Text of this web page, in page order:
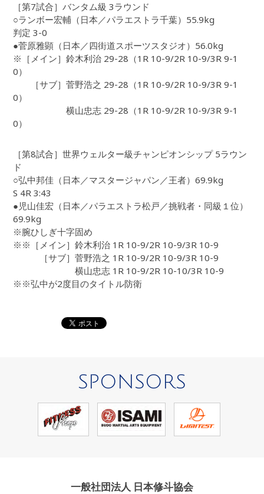
［第7試合］バンタム級 3ラウンド
○ランボー宏輔（日本／パラエストラ千葉）55.9kg
判定 3-0
●菅原雅顕（日本／四街道スポーツスタジオ）56.0kg
※［メイン］鈴木利治 29-28（1R 10-9/2R 10-9/3R 9-1
0）
［サブ］菅野浩之 29-28（1R 10-9/2R 10-9/3R 9-1
0）
横山忠志 29-28（1R 10-9/2R 10-9/3R 9-1
0）
［第8試合］世界ウェルター級チャンピオンシップ 5ラウン
ド
○弘中邦佳（日本／マスタージャパン／王者）69.9kg
S 4R 3:43
●児山佳宏（日本／パラエストラ松戸／挑戦者・同級１位）
69.9kg
※腕ひしぎ十字固め
※※［メイン］鈴木利治 1R 10-9/2R 10-9/3R 10-9
［サブ］菅野浩之 1R 10-9/2R 10-9/3R 10-9
横山忠志 1R 10-9/2R 10-10/3R 10-9
※※弘中が2度目のタイトル防衛
SPONSORS
一般社団法人 日本修斗協会